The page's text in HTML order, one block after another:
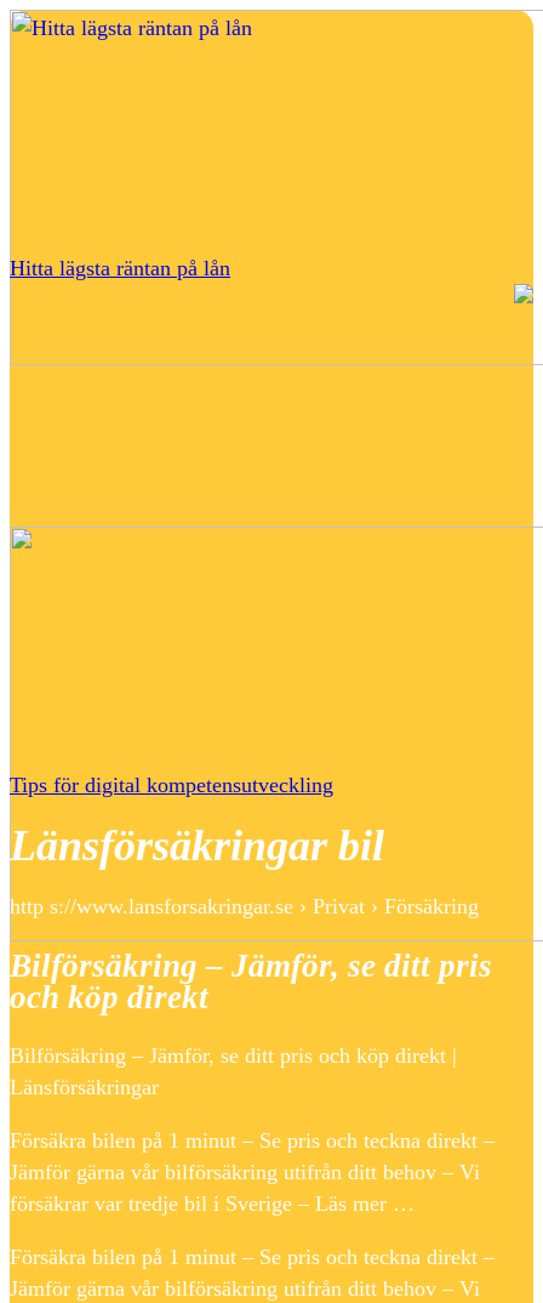
Hitta lägsta räntan på lån
Tips för digital kompetensutveckling
Länsförsäkringar bil
http s://www.lansforsakringar.se › Privat › Försäkring
Bilförsäkring – Jämför, se ditt pris
och köp direkt
Bilförsäkring – Jämför, se ditt pris och köp direkt |
Länsförsäkringar
Försäkra bilen på 1 minut – Se pris och teckna direkt –
Jämför gärna vår bilförsäkring utifrån ditt behov – Vi
försäkrar var tredje bil i Sverige – Läs mer …
Försäkra bilen på 1 minut – Se pris och teckna direkt –
Jämför gärna vår bilförsäkring utifrån ditt behov – Vi